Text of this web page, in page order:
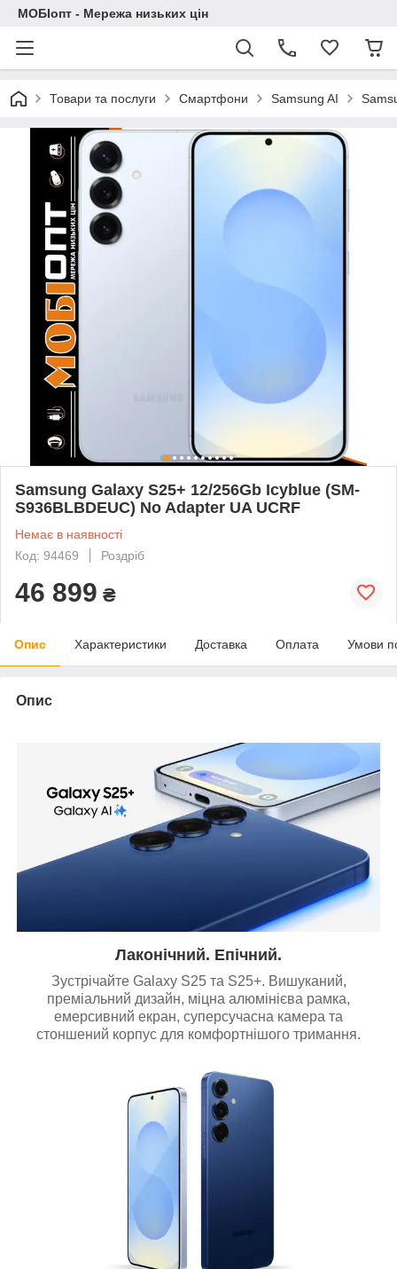
МОБІопт - Мережа низьких цін
Товари та послуги Смартфони Samsung AI
Samsung Galaxy S25+ 12/256Gb Icyblue (SM-
S936BLBDEUC) No Adapter UA UCRF
Немає в наявності
Код: 94469
Роздріб
46 899 ₴
Опис Характеристики Доставка Оплата Умови
Опис
Лаконічний. Епічний.
Зустрічайте Galaxy S25 та S25+. Вишуканий,
преміальний дизайн, міцна алюмінієва рамка,
емерсивний екран, суперсучасна камера та
стоншений корпус для комфортнішого тримання.